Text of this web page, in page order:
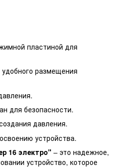
пластиной для
размещения
для безопасности.
давления.
устройства.
16 электро" – это надежное,
устройство, которое